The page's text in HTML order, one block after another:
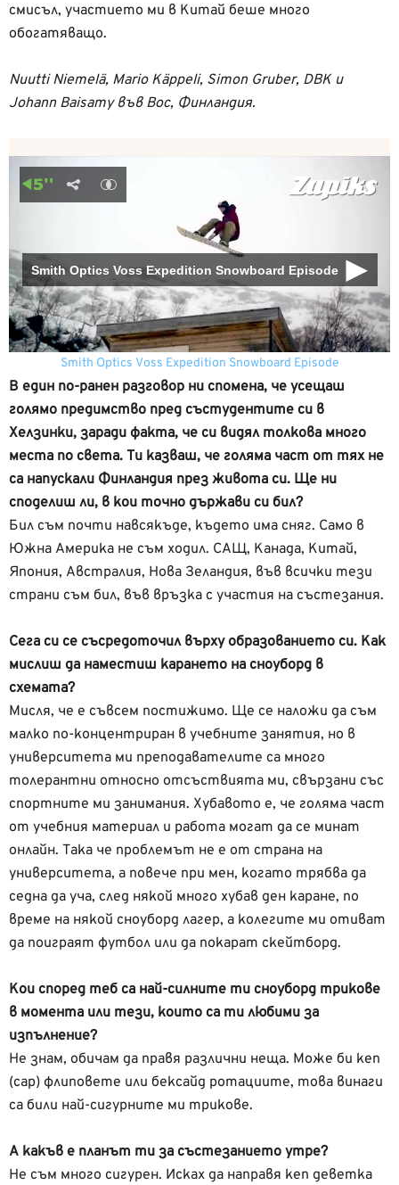
смисъл, участието ми в Китай беше много
обогатяващо.
Nuutti Niemelä, Mario Käppeli, Simon Gruber, DBK и
Johann Baisamy във Вос, Финландия.
Smith Optics Voss Expedition Snowboard Episode
В един по-ранен разговор ни спомена, че усещаш
голямо предимство пред състудентите си в
Хелзинки, заради факта, че си видял толкова много
места по света. Ти казваш, че голяма част от тях не
са напускали Финландия през живота си. Ще ни
споделиш ли, в кои точно държави си бил?
Бил съм почти навсякъде, където има сняг. Само в
Южна Америка не съм ходил. САЩ, Канада, Китай,
Япония, Австралия, Нова Зеландия, във всички тези
страни съм бил, във връзка с участия на състезания.
Сега си се съсредоточил върху образованието си. Как
мислиш да наместиш карането на сноуборд в
схемата?
Мисля, че е съвсем постижимо. Ще се наложи да съм
малко по-концентриран в учебните занятия, но в
университета ми преподавателите са много
толерантни относно отсъствията ми, свързани със
спортните ми занимания. Хубавото е, че голяма част
от учебния материал и работа могат да се минат
онлайн. Така че проблемът не е от страна на
университета, а повече при мен, когато трябва да
седна да уча, след някой много хубав ден каране, по
време на някой сноуборд лагер, а колегите ми отиват
да поиграят футбол или да покарат скейтборд.
Кои според теб са най-силните ти сноуборд трикове
в момента или тези, които са ти любими за
изпълнение?
Не знам, обичам да правя различни неща. Може би кеп
(cap) флиповете или бексайд ротациите, това винаги
са били най-сигурните ми трикове.
А какъв е планът ти за състезанието утре?
Не съм много сигурен. Исках да направя кеп деветка